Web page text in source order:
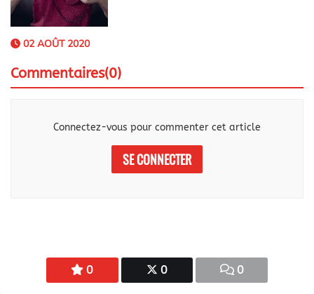
0 0 0
02 AOÛT 2020
Commentaires(0)
Connectez-vous pour commenter cet article
SE CONNECTER